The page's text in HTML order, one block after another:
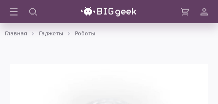
Войти
Главная Гаджеты Роботы